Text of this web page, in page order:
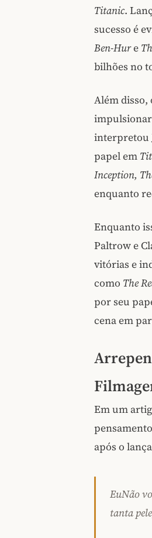
Titanic.
sucesso é
Ben-Hure
bilhões no
Além disso,
impulsionar
interpretou
papel em
Inception,
enquanto
Enquanto
Paltrow e
vitórias e
como The
por seu
cena em
Em um
após o
EuNão
tanta